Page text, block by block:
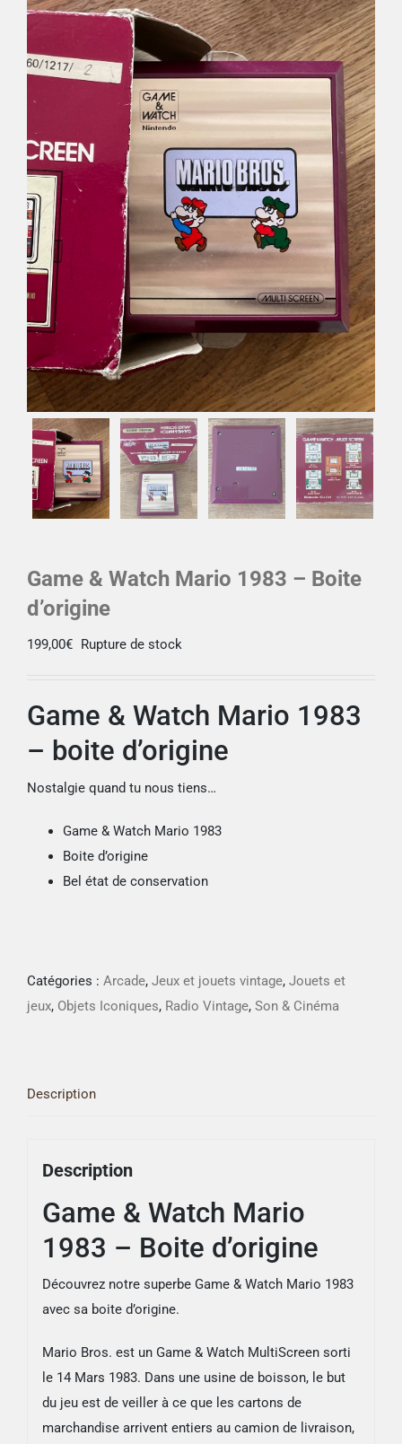
Déco
Pub
Livres & BD
Jeux & Jouets
Son & Cinéma
Singularités
Game & Watch Mario 1983 – Boite
d’origine
199,00€ Rupture de stock
Game & Watch Mario 1983
– boite d’origine
Nostalgie quand tu nous tiens…
Game & Watch Mario 1983
Boite d’origine
Bel état de conservation
Catégories : Arcade, Jeux et jouets vintage, Jouets et
jeux, Objets Iconiques, Radio Vintage, Son & Cinéma
Description
Description
Game & Watch Mario
1983 – Boite d’origine
Découvrez notre superbe Game & Watch Mario 1983
avec sa boite d’origine.
Mario Bros. est un Game & Watch MultiScreen sorti
le 14 Mars 1983. Dans une usine de boisson, le but
du jeu est de veiller à ce que les cartons de
marchandise arrivent entiers au camion de livraison,